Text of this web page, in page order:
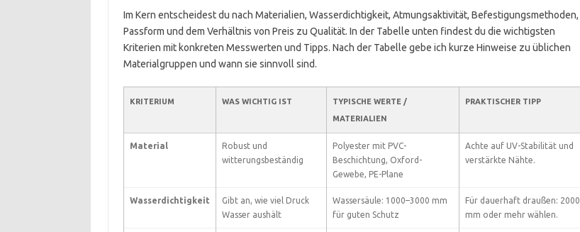
Im Kern entscheidest du nach Materialien, Wasserdichtigkeit, Atmungsaktivität, Befestigungsmethoden,
Passform und dem Verhältnis von Preis zu Qualität. In der Tabelle unten findest du die wichtigsten
Kriterien mit konkreten Messwerten und Tipps. Nach der Tabelle gebe ich kurze Hinweise zu üblichen
Materialgruppen und wann sie sinnvoll sind.
KRITERIUM WAS WICHTIG IST
TYPISCHE WERTE /
MATERIALIEN
PRAKTISCHER TIPP
Material
Robust und
witterungsbeständig
Polyester mit PVC-
Beschichtung, Oxford-
Gewebe, PE-Plane
Achte auf UV-Stabilität und
verstärkte Nähte.
Wasserdichtigkeit
Gibt an, wie viel Druck
Wasser aushält
Wassersäule: 1000–3000 mm
für guten Schutz
Für dauerhaft draußen: 2000
mm oder mehr wählen.